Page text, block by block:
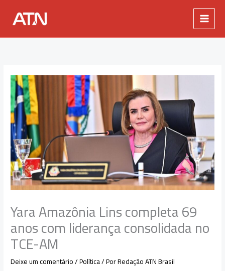
conteúdo
Yara Amazônia Lins completa 69
anos com liderança consolidada no
TCE-AM
Deixe um comentário/Política/ PorRedação ATN Brasil